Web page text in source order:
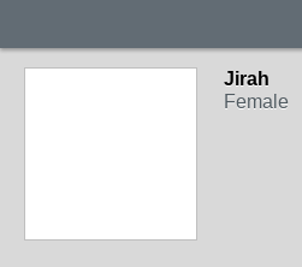
Jirah
Female